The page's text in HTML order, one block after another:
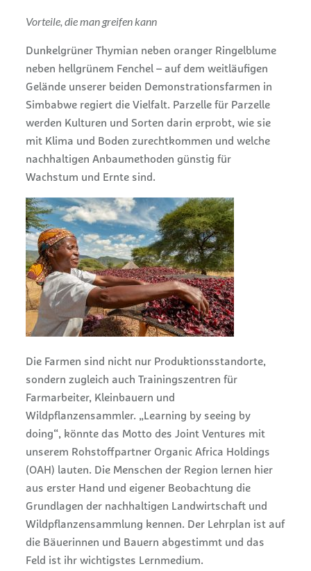
Vorteile, die man greifen kann
Dunkelgrüner Thymian neben oranger Ringelblume
neben hellgrünem Fenchel – auf dem weitläufigen
Gelände unserer beiden Demonstrationsfarmen in
Simbabwe regiert die Vielfalt. Parzelle für Parzelle
werden Kulturen und Sorten darin erprobt, wie sie
mit Klima und Boden zurechtkommen und welche
nachhaltigen Anbaumethoden günstig für
Wachstum und Ernte sind.
Die Farmen sind nicht nur Produktionsstandorte,
sondern zugleich auch Trainingszentren für
Farmarbeiter, Kleinbauern und
Wildpflanzensammler. „Learning by seeing by
doing“, könnte das Motto des Joint Ventures mit
unserem Rohstoffpartner Organic Africa Holdings
(OAH) lauten. Die Menschen der Region lernen hier
aus erster Hand und eigener Beobachtung die
Grundlagen der nachhaltigen Landwirtschaft und
Wildpflanzensammlung kennen. Der Lehrplan ist auf
die Bäuerinnen und Bauern abgestimmt und das
Feld ist ihr wichtigstes Lernmedium.